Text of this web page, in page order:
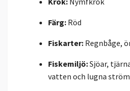
Färg: Röd
Fiskarter: Regnbåge,
Fiskemiljö:Sjöar,
vatten och lugna